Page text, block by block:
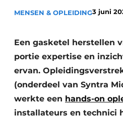
Video’s
Brandbeveiliging
Ventilatie
Warmtepompen
MENSEN & OPLEIDING3 juni
Een gasketel herstellen
portie expertise en
ervan.
(onderdeel van Syntra
werkte een hands-on
installateurs en technici